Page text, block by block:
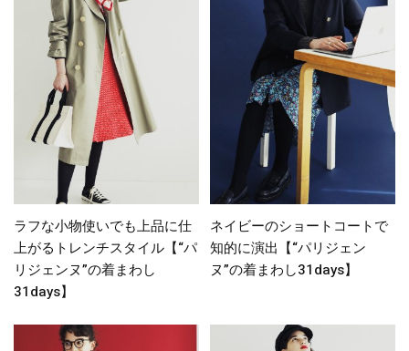
ラフな小物使いでも上品に仕
上がるトレンチスタイル【“パ
リジェンヌ”の着まわし
31days】
ネイビーのショートコートで
知的に演出【“パリジェン
ヌ”の着まわし31days】